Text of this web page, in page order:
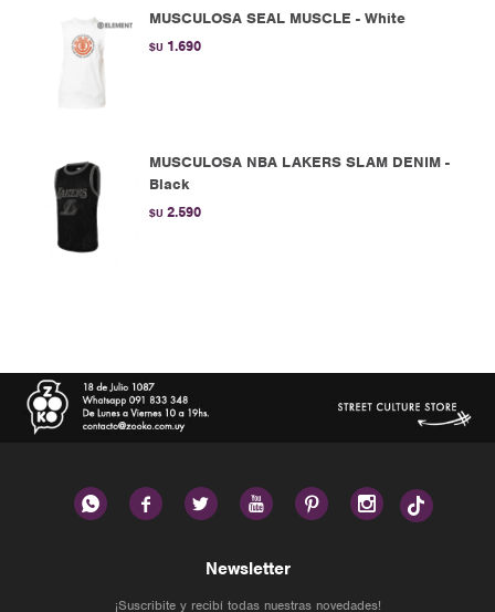
MUSCULOSA SEAL MUSCLE - White
$U 1.690
MUSCULOSA NBA LAKERS SLAM DENIM -
Black
$U 2.590
     
Newsletter
¡Suscribite y recibí todas nuestras novedades!